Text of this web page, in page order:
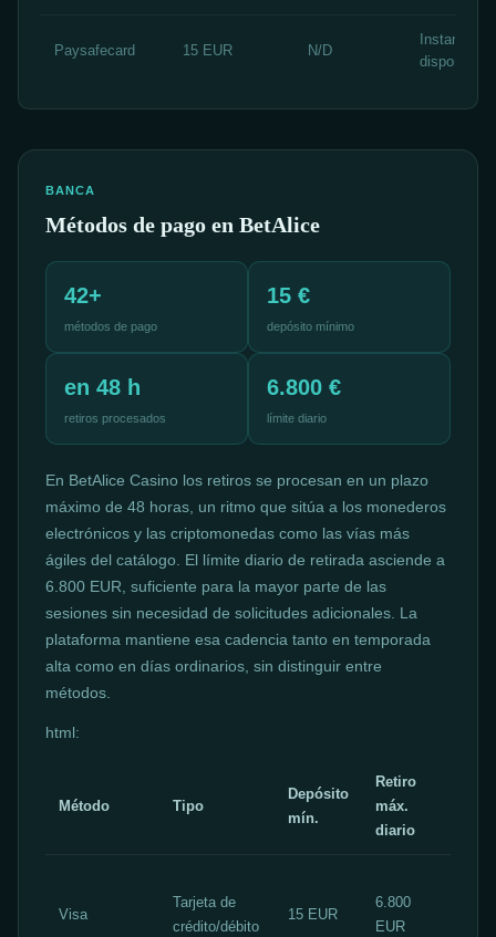
Paysafecard 15 EUR N/D
disponible
BANCA
Métodos de pago en BetAlice
42+
métodos de pago
15 €
depósito mínimo
en 48 h
retiros procesados
6.800 €
límite diario
En BetAlice Casino los retiros se procesan en un plazo
máximo de 48 horas, un ritmo que sitúa a los monederos
electrónicos y las criptomonedas como las vías más
ágiles del catálogo. El límite diario de retirada asciende a
6.800 EUR, suficiente para la mayor parte de las
sesiones sin necesidad de solicitudes adicionales. La
plataforma mantiene esa cadencia tanto en temporada
alta como en días ordinarios, sin distinguir entre
métodos.
html:
Método Tipo
Depósito
mín.
Retiro
máx.
diario
Visa
Tarjeta de
crédito/débito
15 EUR
6.800
EUR